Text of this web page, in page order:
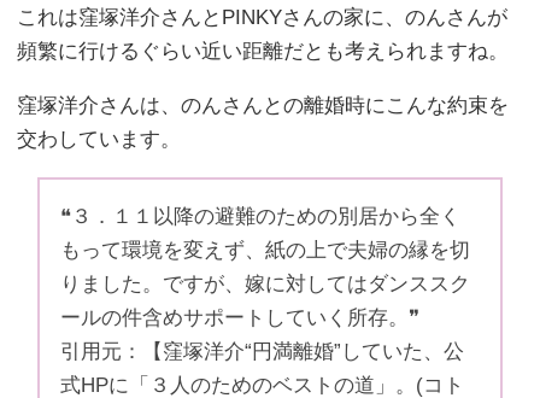
これは窪塚洋介さんとPINKYさんの家に、のんさんが
頻繁に行けるぐらい近い距離だとも考えられますね。
窪塚洋介さんは、のんさんとの離婚時にこんな約束を
交わしています。
❝３．１１以降の避難のための別居から全く
もって環境を変えず、紙の上で夫婦の縁を切
りました。ですが、嫁に対してはダンススク
ールの件含めサポートしていく所存。❞
引用元：【窪塚洋介“円満離婚”していた、公
式HPに「３人のためのベストの道」。(コト